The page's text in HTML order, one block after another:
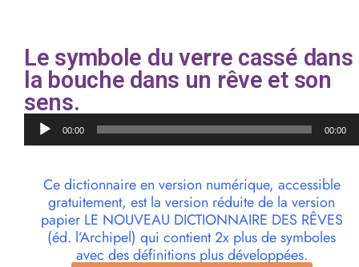
Le symbole du verre cassé dans
la bouche dans un rêve et son
sens.
Lecteur
audio00:00 00:00
Ce dictionnaire en version numérique, accessible
gratuitement, est la version réduite de la version
papier LE NOUVEAU DICTIONNAIRE DES RÊVES
(éd. l’Archipel) qui contient 2x plus de symboles
avec des définitions plus développées.